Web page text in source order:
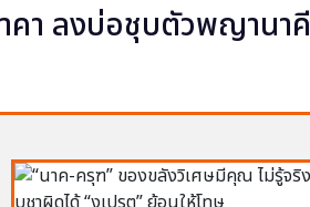
คา ลงบ่อชุบตัวพญานาคี